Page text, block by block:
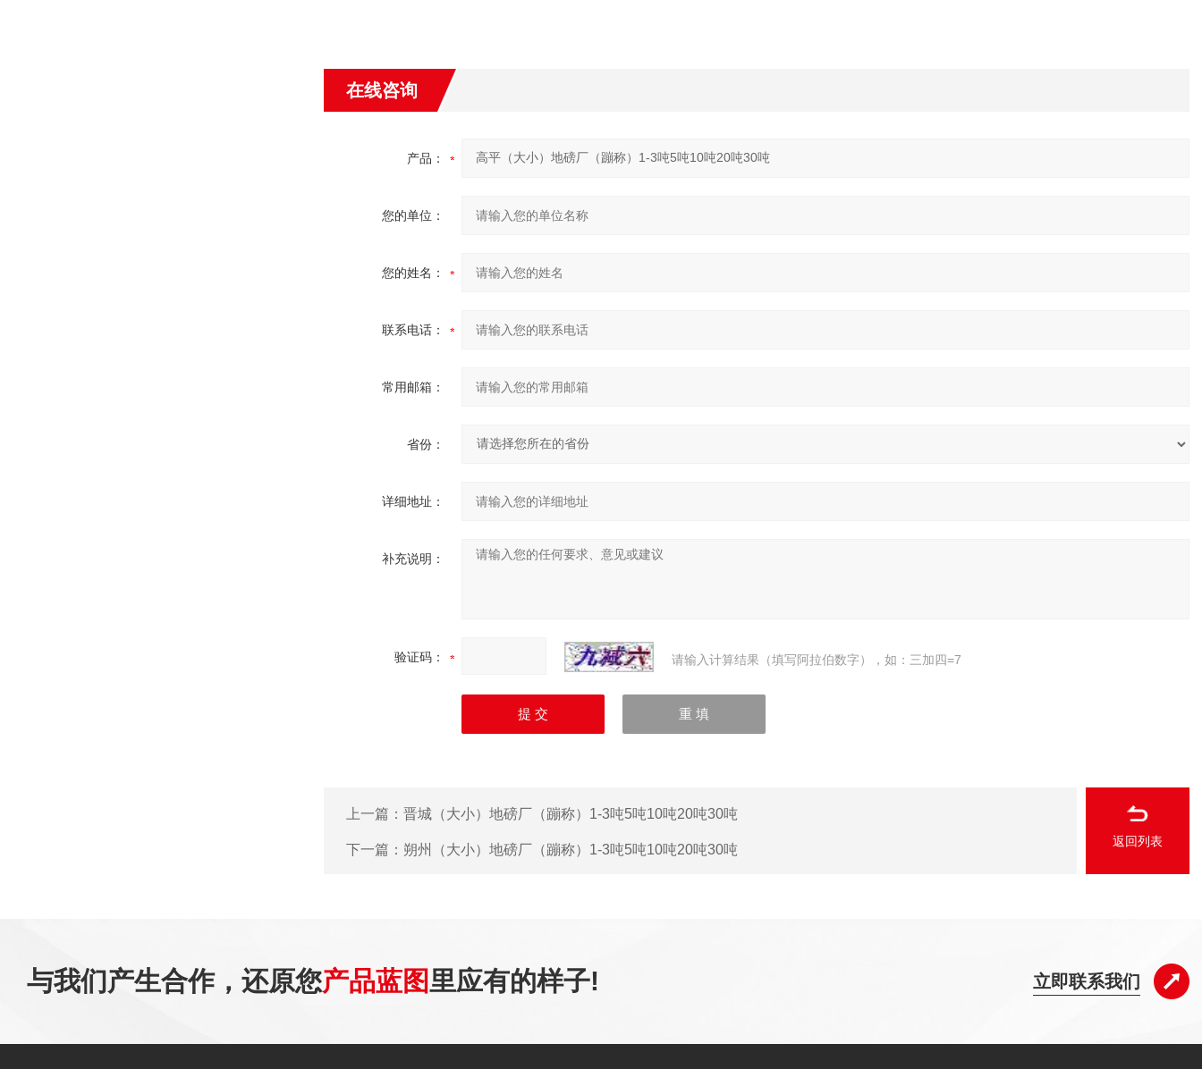
在线咨询
产品：
您的单位：
您的姓名：
联系电话：
常用邮箱：
省份：
详细地址：
补充说明：
验证码： 请输入计算结果（填写阿拉伯数字），如：三加四=7
上一篇： 晋城（大小）地磅厂（蹦称）1-3吨5吨10吨20吨30吨
下一篇： 朔州（大小）地磅厂（蹦称）1-3吨5吨10吨20吨30吨
返回列表
与我们产生合作，还原您产品蓝图里应有的样子! 立即联系我们